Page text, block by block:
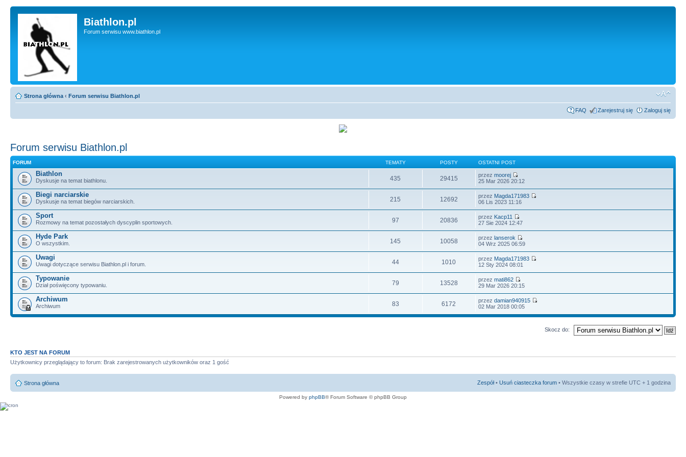
Biathlon.pl
Forum serwisu www.biathlon.pl
Strona główna ‹ Forum serwisu Biathlon.pl
FAQ Zarejestruj się Zaloguj się
Forum serwisu Biathlon.pl
FORUM TEMATY POSTY OSTATNI POST
Biathlon
Dyskusje na temat biathlonu. 435 29415 przezmoorej
25 Mar 2026 20:12
Biegi narciarskie
Dyskusje na temat biegów narciarskich. 215 12692 przez Magda171983
06 Lis 2023 11:16
Sport
Rozmowy na temat pozostałych dyscyplin sportowych. 97 20836 przez Kacp11
27 Sie 2024 12:47
Hyde Park
O wszystkim. 145 10058 przezlanserok
04 Wrz 2025 06:59
Uwagi
Uwagi dotyczące serwisu Biathlon.pl i forum. 44 1010 przez Magda171983
12 Sty 2024 08:01
Typowanie
Dział poświęcony typowaniu. 79 13528 przezmati862
29 Mar 2026 20:15
Archiwum
Archiwum 83 6172 przezdamian940915
02 Mar 2018 00:05
Skocz do:
KTO JEST NA FORUM
Użytkownicy przeglądający to forum: Brak zarejestrowanych użytkowników oraz 1 gość
Strona główna Zespół• Usuń ciasteczka forum • Wszystkie czasy w strefie UTC + 1 godzina
Powered by phpBB® Forum Software © phpBB Group